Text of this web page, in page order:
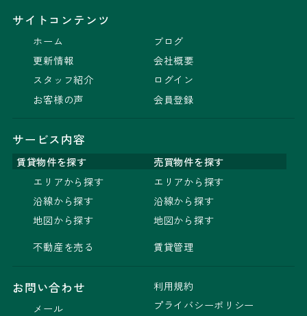
サイトコンテンツ
ホーム
更新情報
スタッフ紹介
お客様の声
ブログ
会社概要
ログイン
会員登録
サービス内容
賃貸物件を探す
売買物件を探す
エリアから探す
沿線から探す
地図から探す
不動産を売る
エリアから探す
沿線から探す
地図から探す
賃貸管理
お問い合わせ
メール
利用規約
プライバシーポリシー